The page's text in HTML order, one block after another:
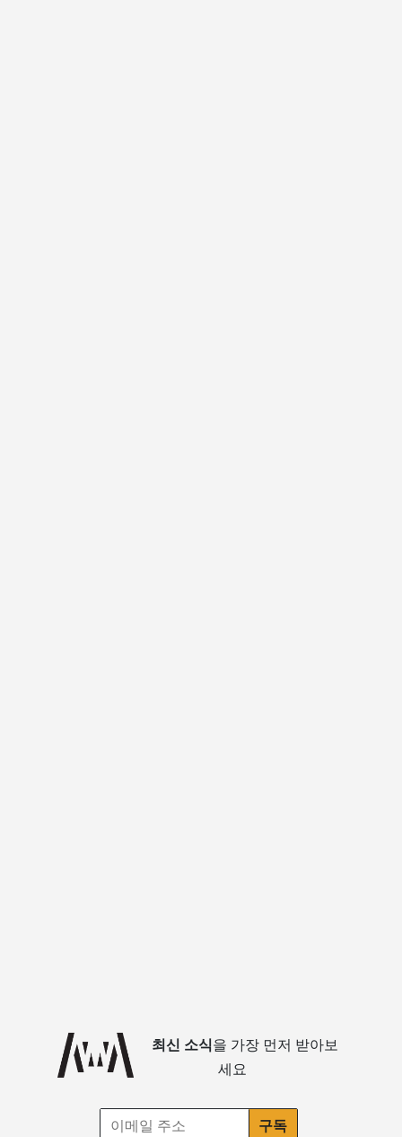
최신 소식을 가장 먼저 받아보
세요